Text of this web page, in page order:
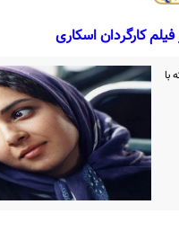
کارگردان اسکاری
اصغر فرهادی است (۱۳۸۲ ) که با